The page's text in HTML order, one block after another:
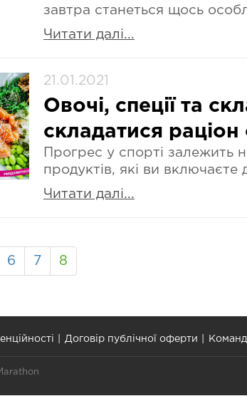
завтра станеться щось
Читати далі...
21.01.2021
Овочі, спеції та
складатися
Прогрес у спорті залежить
продуктів, які ви включаєте
Читати далі...
6 7 8
Договір публічної оферти